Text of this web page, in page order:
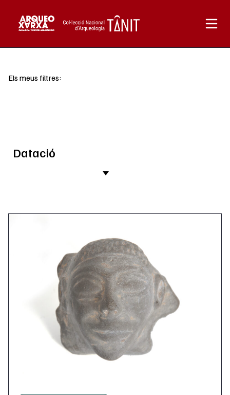
Vés al contingut
Els meus filtres:
Datació